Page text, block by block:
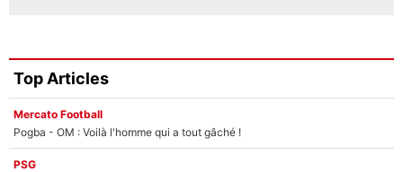
Top Articles
Mercato Football
Pogba - OM : Voilà l'homme qui a tout gâché !
PSG